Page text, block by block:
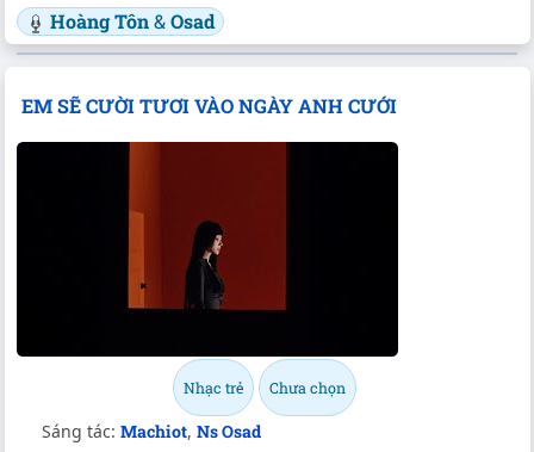
Hoàng Tôn&Osad
EM SẼ CƯỜI TƯƠI VÀO NGÀY ANH CƯỚI
Nhạc trẻ Chưa chọn
Sáng tác: Machiot, Ns Osad